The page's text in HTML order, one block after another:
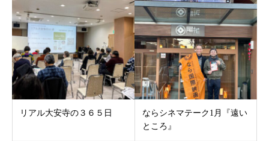
リアル大安寺の３６５日
ならシネマテーク1月『遠い
ところ』